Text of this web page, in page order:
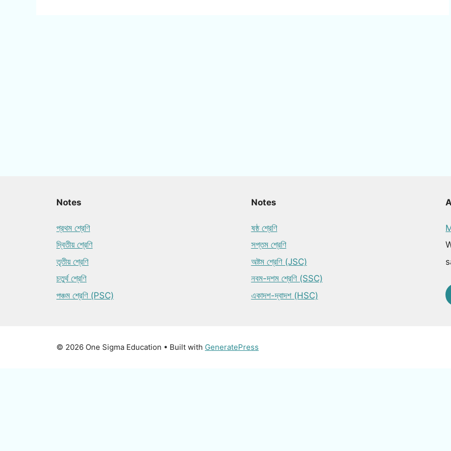
Notes
প্রথম শ্রেণি
দ্বিতীয় শ্রেণি
তৃতীয় শ্রেণি
চতুর্থ শ্রেণি
পঞ্চম শ্রেণি (PSC)
Notes
ষষ্ঠ শ্রেণি
সপ্তম শ্রেণি
অষ্টম শ্রেণি (JSC)
নবম-দশম শ্রেণি (SSC)
একাদশ-দ্বাদশ (HSC)
© 2026 One Sigma Education • Built with GeneratePress